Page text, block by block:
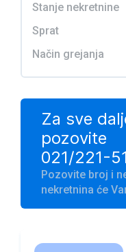
Stanje nekretnine
Sprat
Način grejanja
Za sve
pozovite
021/221-
Pozovite broj i
nekretnina će